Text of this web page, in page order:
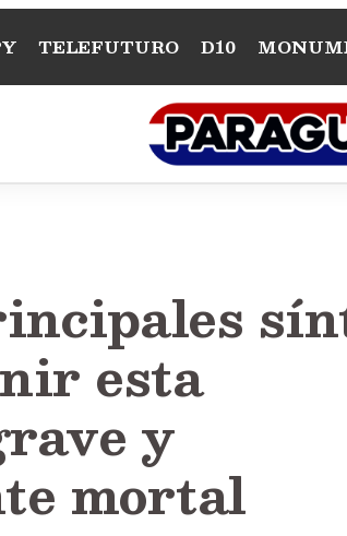
TELEFUTURO D10
esta
y
mortal